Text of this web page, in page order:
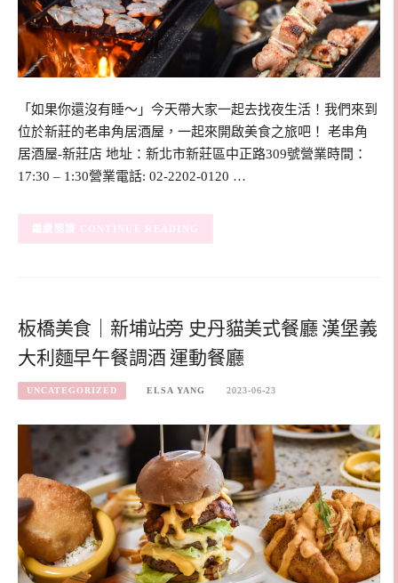
「如果你還沒有睡～」今天帶大家一起去找夜生活！我們來到
位於新莊的老串角居酒屋，一起來開啟美食之旅吧！ 老串角
居酒屋-新莊店 地址：新北市新莊區中正路309號營業時間：
17:30 – 1:30營業電話: 02-2202-0120 …
CONTINUE READING
板橋美食｜新埔站旁 史丹貓美式餐廳 漢堡義
大利麵早午餐調酒 運動餐廳
UNCATEGORIZED ELSA YANG 2023-06-23